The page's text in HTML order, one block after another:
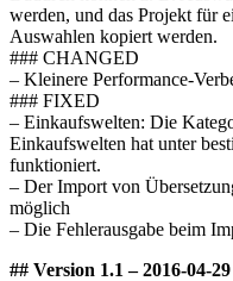
werden, und das Projekt für
Auswahlen kopiert werden.
### CHANGED
– Kleinere Performance-
### FIXED
– Einkaufswelten: Die
Einkaufswelten hat unter
funktioniert.
– Der Import von
möglich
– Die Fehlerausgabe beim
## Version 1.1 – 2016-04-29